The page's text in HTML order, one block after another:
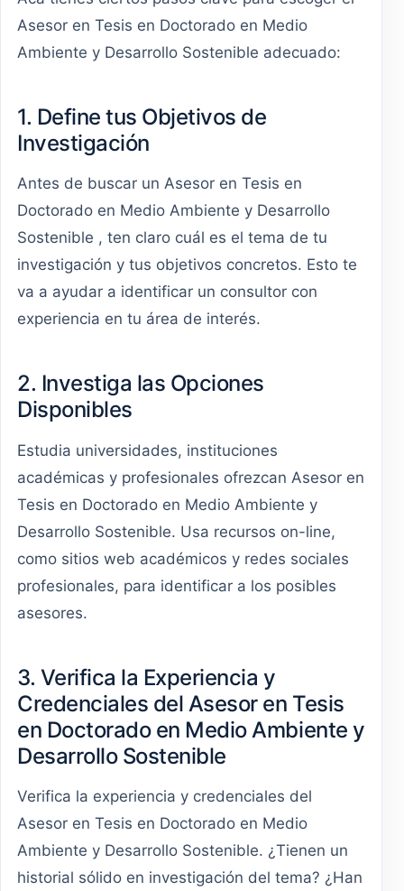
Asesor en Tesis en Doctorado en Medio
Ambiente y Desarrollo Sostenible adecuado:
1. Define tus Objetivos de
Investigación
Antes de buscar un Asesor en Tesis en
Doctorado en Medio Ambiente y Desarrollo
Sostenible , ten claro cuál es el tema de tu
investigación y tus objetivos concretos. Esto te
va a ayudar a identificar un consultor con
experiencia en tu área de interés.
2. Investiga las Opciones
Disponibles
Estudia universidades, instituciones
académicas y profesionales ofrezcan Asesor en
Tesis en Doctorado en Medio Ambiente y
Desarrollo Sostenible. Usa recursos on-line,
como sitios web académicos y redes sociales
profesionales, para identificar a los posibles
asesores.
3. Verifica la Experiencia y
Credenciales del Asesor en Tesis
en Doctorado en Medio Ambiente y
Desarrollo Sostenible
Verifica la experiencia y credenciales del
Asesor en Tesis en Doctorado en Medio
Ambiente y Desarrollo Sostenible. ¿Tienen un
historial sólido en investigación del tema? ¿Han